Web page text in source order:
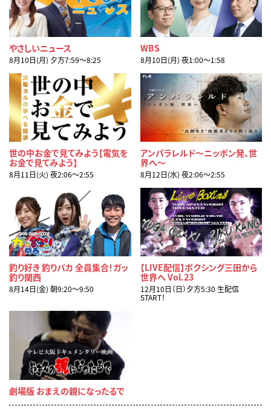
やさしいニュース
8月10日(月) 夕方7:59〜8:25
WBS
8月10日(月) 夜1:00〜1:58
世の中お金で見てみよう【電気を
お金で見てみよう】
8月11日(火) 夜2:06〜2:55
アンパラレルド～ニッポン発、世
界へ～
8月12日(水) 夜2:06〜2:55
釣り好き 釣りバカ 全員集合！ガッ
釣り関西
8月14日(金) 朝9:20〜9:50
【LIVE配信】ボクシング三田から
世界へ Vol.23
12月10日（日）夕方5:30 生配信
START！
劇場版 おまえの親になったるで